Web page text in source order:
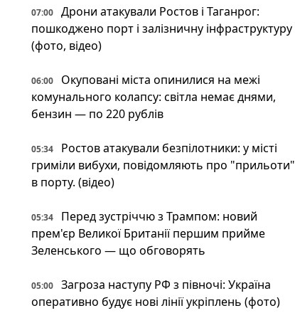
07:00
Дрони атакували Ростов і Таганрог:
пошкоджено порт і залізничну інфраструктуру
(фото, відео)
06:00
Окуповані міста опинилися на межі
комунального колапсу: світла немає днями,
бензин — по 220 рублів
05:34
Ростов атакували безпілотники: у місті
гриміли вибухи, повідомляють про "прильоти"
в порту. (відео)
05:34
Перед зустріччю з Трампом: новий
прем'єр Великої Британії першим прийме
Зеленського — що обговорять
05:00
Загроза наступу РФ з півночі: Україна
оперативно будує нові лінії укріплень (фото)